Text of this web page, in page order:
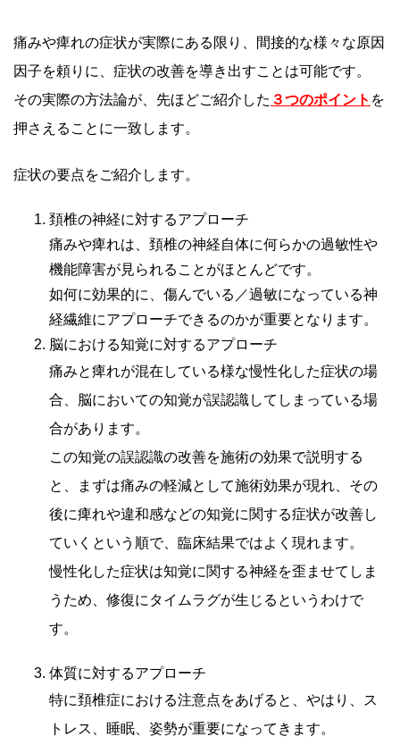
痛みや痺れの症状が実際にある限り、間接的な様々な原因
因子を頼りに、症状の改善を導き出すことは可能です。
その実際の方法論が、先ほどご紹介した ３つのポイント を
押さえることに一致します。
症状の要点をご紹介します。
頚椎の神経に対するアプローチ
痛みや痺れは、頚椎の神経自体に何らかの過敏性や
機能障害が見られることがほとんどです。
如何に効果的に、傷んでいる／過敏になっている神
経繊維にアプローチできるのかが重要となります。
脳における知覚に対するアプローチ
痛みと痺れが混在している様な慢性化した症状の場
合、脳においての知覚が誤認識してしまっている場
合があります。
この知覚の誤認識の改善を施術の効果で説明する
と、まずは痛みの軽減として施術効果が現れ、その
後に痺れや違和感などの知覚に関する症状が改善し
ていくという順で、臨床結果ではよく現れます。
慢性化した症状は知覚に関する神経を歪ませてしま
うため、修復にタイムラグが生じるというわけで
す。
体質に対するアプローチ
特に頚椎症における注意点をあげると、やはり、ス
トレス、睡眠、姿勢が重要になってきます。